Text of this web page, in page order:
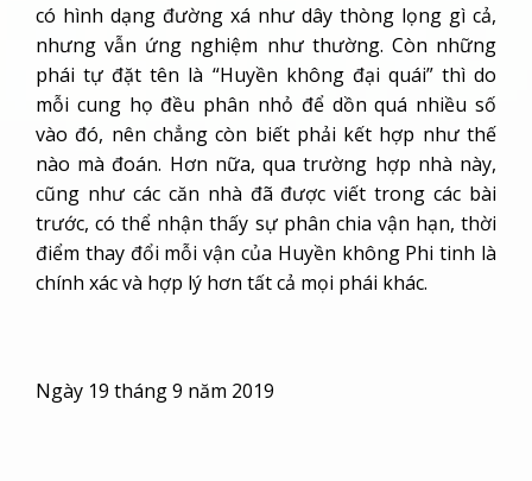
có hình dạng đường xá như dây thòng lọng gì cả,
nhưng vẫn ứng nghiệm như thường. Còn những
phái tự đặt tên là “Huyền không đại quái” thì do
mỗi cung họ đều phân nhỏ để dồn quá nhiều số
vào đó, nên chẳng còn biết phải kết hợp như thế
nào mà đoán. Hơn nữa, qua trường hợp nhà này,
cũng như các căn nhà đã được viết trong các bài
trước, có thể nhận thấy sự phân chia vận hạn, thời
điểm thay đổi mỗi vận của Huyền không Phi tinh là
chính xác và hợp lý hơn tất cả mọi phái khác.
Ngày 19 tháng 9 năm 2019